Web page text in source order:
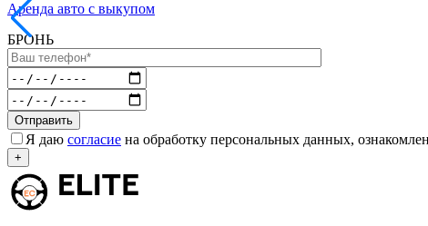
Аренда авто с выкупом
БРОНЬ
Я даю согласие на обработку персональных данных,
+